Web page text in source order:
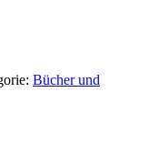
Bücher und